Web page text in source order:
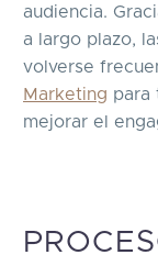
audiencia.
a largo plazo,
volverse
Marketing para
mejorar el